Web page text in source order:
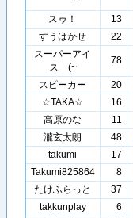
スゥ！
13
すうはかせ
22
スーパーアイ
ス (~
78
スピーカー 20
☆TAKA☆
16
高原のな
11
瀧玄太朗
48
takumi
17
Takumi825864
8
たけふらっと
37
takkunplay
6